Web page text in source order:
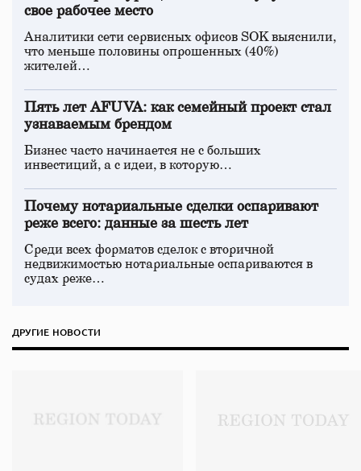
свое рабочее место
Аналитики сети сервисных офисов SOK выяснили,
что меньше половины опрошенных (40%)
жителей…
Пять лет AFUVA: как семейный проект стал
узнаваемым брендом
Бизнес часто начинается не с больших
инвестиций, а с идеи, в которую…
Почему нотариальные сделки оспаривают
реже всего: данные за шесть лет
Среди всех форматов сделок с вторичной
недвижимостью нотариальные оспариваются в
судах реже…
ДРУГИЕ НОВОСТИ